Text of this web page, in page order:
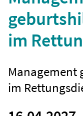
im
Management
im